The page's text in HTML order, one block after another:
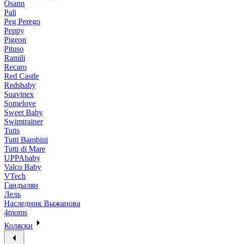
Osann
Pali
Peg Perego
Peppy
Pigeon
Pituso
Ramili
Recaro
Red Castle
Redsbaby
Suavinex
Somelove
Sweet Baby
Swimtrainer
Tutis
Tutti Bambini
Tutti di Mare
UPPAbaby
Valco Baby
VTech
Гандылян
Лель
Наследник Выжанова
4moms
Коляски